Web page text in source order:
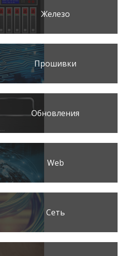
Железо
Прошивки
Обновления
Web
Сеть